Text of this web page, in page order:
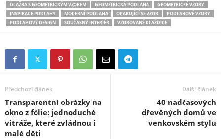
DLAŽBA S GEOMETRICKÝM VZOREM
GEOMETRICKÁ PODLAHA
GEOMETRICKÉ VZORY
INSPIRACE PODLAHY
MODERNÍ PODLAHA OPAKUJÍCÍ SE VZOR
PODLAHOVÉ VZORY
PODLAHOVÝ DESIGN
SOUČASNÝ INTERIÉR VZOROVANÉ DLAŽDICE
Předchozí článek
Transparentní obrázky na
okno z fólie: jednoduché
vitráže, které zvládnou i
malé děti
Další článek
40 nadčasových
dřevěných domů ve
venkovském stylu